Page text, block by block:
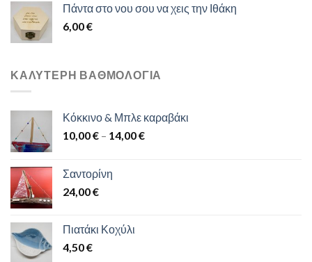
Πάντα στο νου σου να χεις την Ιθάκη
6,00€
ΚΑΛΎΤΕΡΗ ΒΑΘΜΟΛΌΓΙΑ
Κόκκινο & Μπλε καραβάκι
10,00€ – 14,00€
Σαντορίνη
24,00€
Πιατάκι Κοχύλι
4,50€